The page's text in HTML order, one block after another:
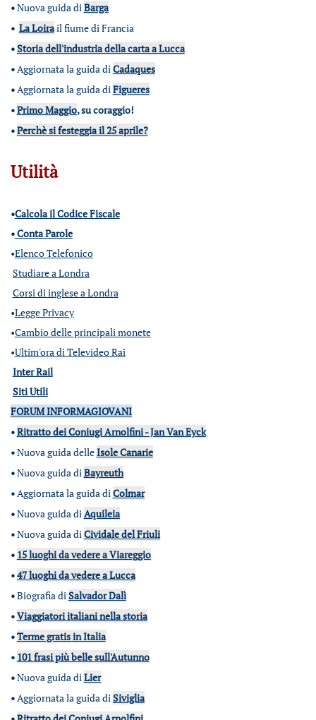
•Nuova guida diBarga
• La Loirail fiume di Francia
•Storia dell'industria della carta a Lucca
•Aggiornata la guida diCadaques
•Aggiornata la guida diFigueres
•Primo Maggio, su coraggio!
•Perchè si festeggia il 25 aprile?
Utilità
•Calcola il Codice Fiscale
•Conta Parole
•Elenco Telefonico
Studiare a Londra
Corsi di inglese a Londra
•Legge Privacy
•Cambio delle principali monete
•Ultim'ora di Televideo Rai
Inter Rail
Siti Utili
FORUM INFORMAGIOVANI
•Ritratto dei Coniugi Arnolfini - Jan Van Eyck
•Nuova guida delleIsole Canarie
•Nuova guida diBayreuth
•Aggiornata la guida diColmar
•Nuova guida diAquileia
•Nuova guida diCividale del Friuli
• 15 luoghi da vedere a Viareggio
•47 luoghi da vedere a Lucca
•Biografia diSalvador Dalì
•Viaggiatori italiani nella storia
•Terme gratis in Italia
• 101 frasi più belle sull'Autunno
•Nuova guida diLier
•Aggiornata la guida diSiviglia